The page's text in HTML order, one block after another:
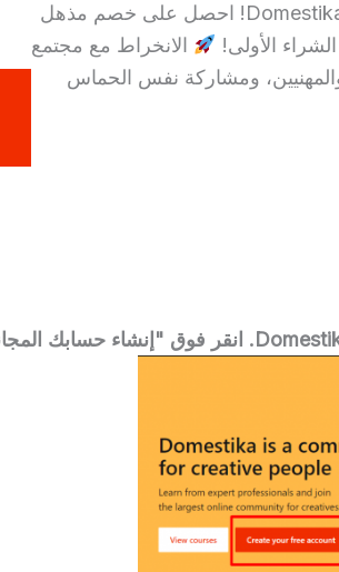
عزز مهاراتك مع Domestika! احصل على خصم مذهل
الانخراط مع مجتمع
ومشاركة نفس الحماس
انقر فوق "إنشاء حسابك